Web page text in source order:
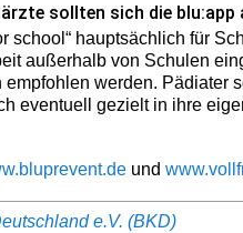
sollten sich die blu:app
school“ hauptsächlich für
außerhalb von Schulen
werden. Pädiater
eventuell gezielt in ihre
und
e.V. (BKD)